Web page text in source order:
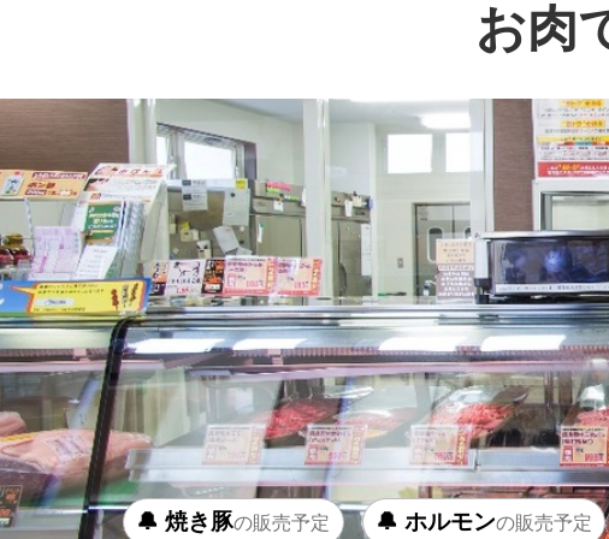
お肉
🔔 焼き豚の販売予定 🔔 ホルモンの販売予定